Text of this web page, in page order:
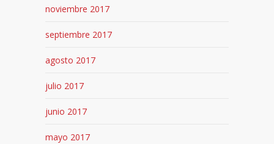
noviembre 2017
septiembre 2017
agosto 2017
julio 2017
junio 2017
mayo 2017